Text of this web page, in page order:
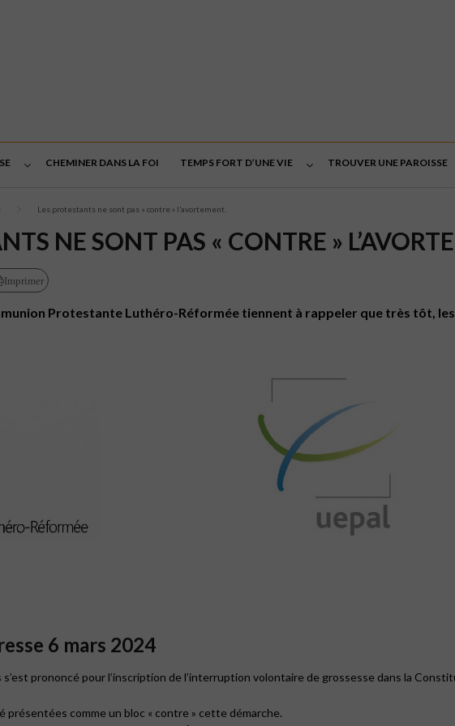
CHEMINER DANS LA FOI TEMPS FORT D’UNE VIE TROUVER UNE PAROISSE
Les protestants ne sont pas « contre » l’avortement.
NE SONT PAS « CONTRE »
Imprimer
Protestante Luthéro-Réformée tiennent à rappeler que très tôt,
6 mars 2024
s’est prononcé pour l’inscription de l’interruption volontaire de grossesse dans la
comme un bloc « contre » cette démarche.